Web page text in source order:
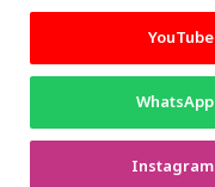
YouTube
WhatsApp
Instagram